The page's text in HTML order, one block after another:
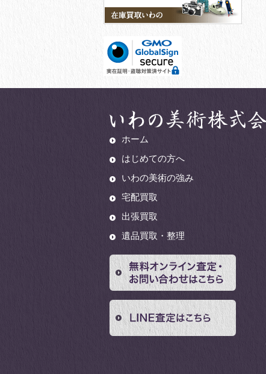
ホーム
はじめての方へ
いわの美術の強み
宅配買取
出張買取
遺品買取・整理